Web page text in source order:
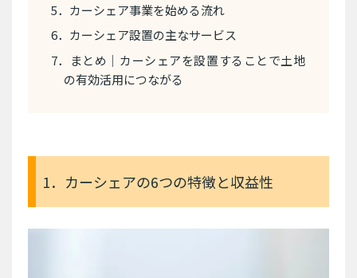
5．カーシェア事業を始める流れ
6．カーシェア設置の主なサービス
7．まとめ｜カーシェアを設置することで土地
の有効活用につながる
1．カーシェアの6つの特徴と収益性